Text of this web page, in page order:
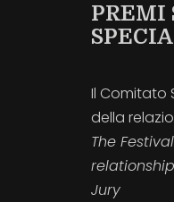
PREMI
Il Comitato
della
The
Jury